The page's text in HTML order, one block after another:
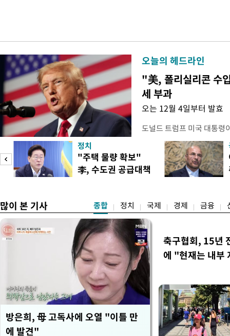
오늘의 헤드라인
"美, 폴리실리콘 수
세 부과
오는 12월 4일부터 발효
도널드 트럼프 미국 대통령
콘 산업과 공급망을 보호
대통령은 6일(현지 시간)
품 수입에 최저 수입가격제
15%의 종가 관세를 부과
러
정치
"주택 물량 확보"
李, 수도권 공급대책
많이 본 기사 종합 정치 국제 경제 금융
방은희, 母 고독사에 오열 "이틀 만
에 발견"
축구협회, 15년
에 "현재는 내부